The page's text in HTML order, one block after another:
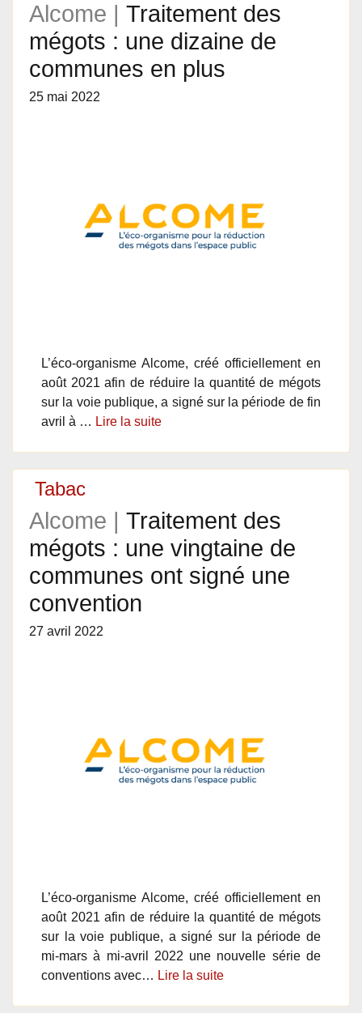
Alcome | Traitement des
mégots : une dizaine de
communes en plus
25 mai 2022
L’éco-organisme Alcome, créé officiellement en
août 2021 afin de réduire la quantité de mégots
sur la voie publique, a signé sur la période de fin
avril à … Lire la suite
Tabac
Alcome | Traitement des
mégots : une vingtaine de
communes ont signé une
convention
27 avril 2022
L’éco-organisme Alcome, créé officiellement en
août 2021 afin de réduire la quantité de mégots
sur la voie publique, a signé sur la période de
mi-mars à mi-avril 2022 une nouvelle série de
conventions avec… Lire la suite